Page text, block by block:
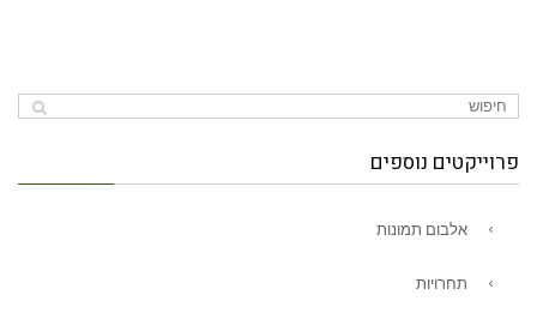
פרוייקטים נוספים
אלבום תמונות
תחרויות